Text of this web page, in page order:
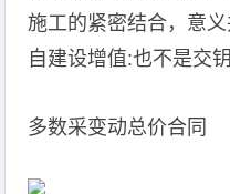
施工的紧密结合，意
自建设增值:也不是交
多数采变动总价合同